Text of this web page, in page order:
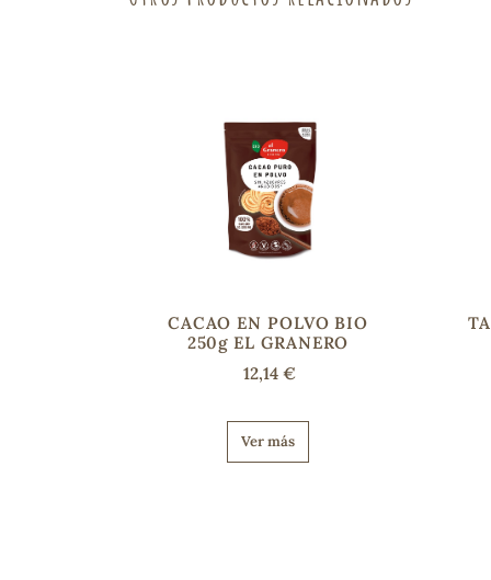
CACAO EN POLVO BIO
250g EL GRANERO
12,14 €
Ver más